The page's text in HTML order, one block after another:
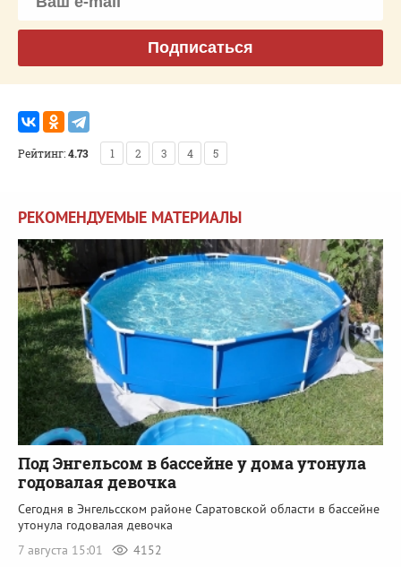
Подписаться
Рейтинг:4.73 1 2 3 4 5
РЕКОМЕНДУЕМЫЕ МАТЕРИАЛЫ
Под Энгельсом в бассейне у дома утонула
годовалая девочка
Сегодня в Энгельсском районе Саратовской области в бассейне
утонула годовалая девочка
7 августа 15:01
4152